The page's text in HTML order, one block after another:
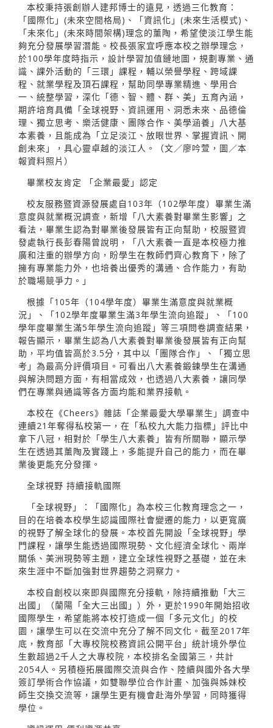
本校秉持張創辦人建邦博士的遠見，透過三化教育：
「國際化」(未來空間格局)、「資訊化」(未來生活模式)、
「未來化」(未來時間架構)理念的薰陶，希望使淡江學生能
夠充分發展學習潛能。校長張家宜呼應本校之辦學理念，
於100學年度時指示，設計學習加值鏈地圖，規劃專業、通
識、課外活動的「三環」課程，輔以榮譽學程、跨域課
程、就業學程及頂石課程，幫助同學專業精進、學用合
一、統整學習，深化「德、智、體、群、美」五育內涵，
期許培育具備「全球視野、資訊運用、洞悉未來、品德倫
理、獨立思考、樂活健康、團隊合作、美學涵養」八大基
本素養，且能成為「立足淡江、放眼世界、掌握資訊、開
創未來」，具心靈卓越的淡江人。（文／廖吟萱，圖／本
報資料照片）
畢業校友肯定 「企業最愛」認定
校友服務暨資源發展處自103年（102學年度）畢業生滿
意度與就業概況調查，新增「八大素養對畢業生影響」之
看法，畢業生認為對畢業後發展皆有正向幫助，校服暨資
發處執行長彭春陽曾說明，「八大素養一直是本校極力推
廣和注重的辦學方向，盼學生在教師們齊心教育下，除了
擁有專業能力外，也培養出優秀的溝通、合作能力，有助
於職場競爭力。」
根據「105年（104學年度）畢業生滿意度與就業概
況」、「102學年度畢業生滿3年學生流向追蹤」、「100
學年度畢業生滿5年學生流向追蹤」等三項問卷調查結果，
報告顯示，畢業生認為八大素養對畢業後發展皆有正向幫
助，平均值皆高於3.5分，其中以「團隊合作」、「獨立思
考」為最高分評價項目。可看出八大素養鍛鍊學生在溝通
與解決問題方面，有相當成效，也透過八大素養，讓同學
們在專業與通識等各方面均能和業界接軌。
本校在《Cheers》雜誌「企業最愛大學畢業生」調查中
連續21年奪得私校第一，在「私校九大能力指標」評比中
拿下八冠，相對於「學生八大素養」皆有所關聯，顯示學
生在透過其薰陶及實踐上，多能提升自己的能力，而在畢
業後更能充分發揮。
全球視野 持續接軌國際
「全球視野」：「國際化」為本校三化教育理念之一，
目的在培養本校學生認識國際社會變遷的能力，以更寬廣
的視野了解全球化的發展。本校首先開設「全球視野」學
門課程，讓學生能透過國際現勢、文化經濟全球化、兩岸
關係、美洲現勢等主題，建立全球性視野之基礎，並在未
來生涯中不斷加強對世界趨勢之洞察力。
本校自創校以來即與國際充分接軌，除持續推動「大三
出國」（蘭陽「全大三出國」）外，更於1990年開始招收
國際學生，希望能將本校打造成一個「多元文化」的校
園，讓學生可以在交流中充分了解不同文化。截至2017年
底，教育部「大專校院校務資訊公開平台」統計境外學位
生數超過2千人之大專校院，本校排名全國第三，共計
2054人。另積極拓展國際交流與合作、陸續與國外各大學
簽訂學術合作協議，如雙聯學位合作計畫、加強與姊妹校
師生交換交流等，讓學生更有機會赴海外學習，同時獲得
學位。